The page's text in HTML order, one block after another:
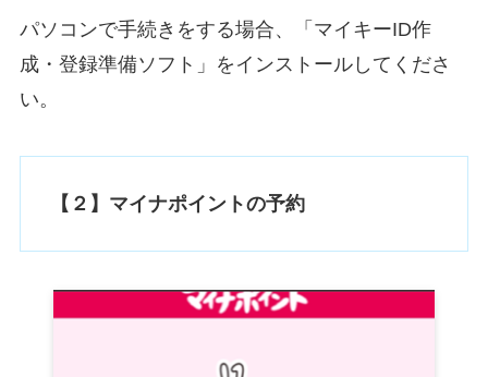
パソコンで手続きをする場合、「マイキーID作
成・登録準備ソフト」をインストールしてくださ
い。
【２】マイナポイントの予約